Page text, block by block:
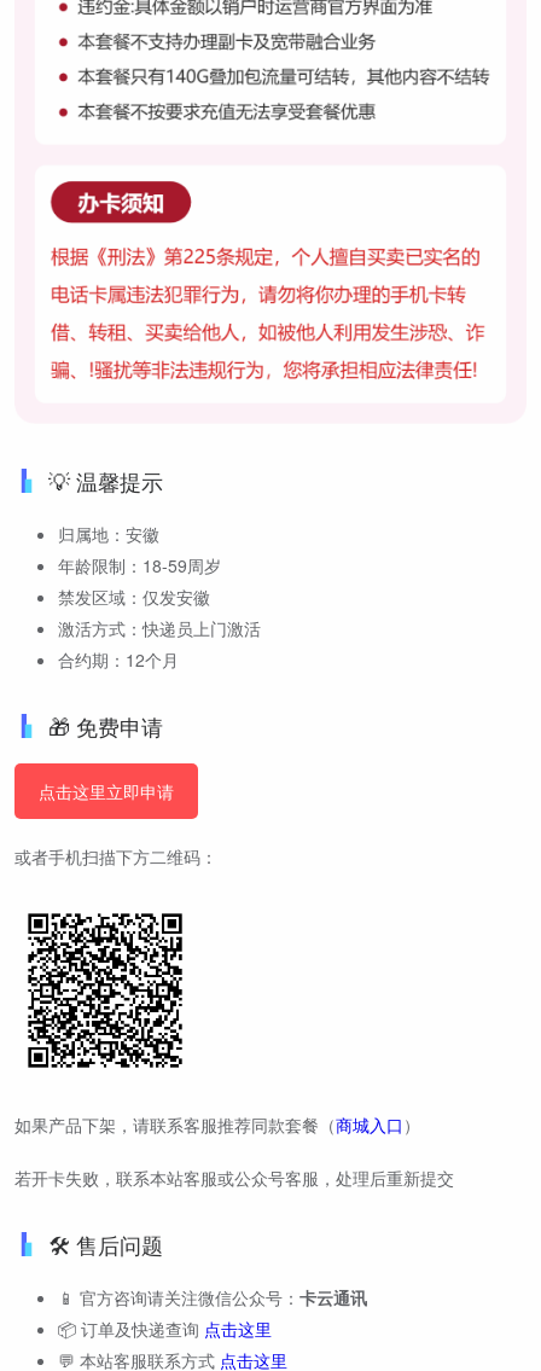
💡 温馨提示
归属地：安徽
年龄限制：18-59周岁
禁发区域：仅发安徽
激活方式：快递员上门激活
合约期：12个月
🎁 免费申请
点击这里立即申请
或者手机扫描下方二维码：
如果产品下架，请联系客服推荐同款套餐（商城入口 ）
若开卡失败，联系本站客服或公众号客服，处理后重新提交
🛠️ 售后问题
📱 官方咨询请关注微信公众号： 卡云通讯
📦 订单及快递查询 点击这里
💬 本站客服联系方式 点击这里